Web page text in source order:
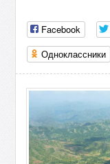
Facebook
Одноклассники